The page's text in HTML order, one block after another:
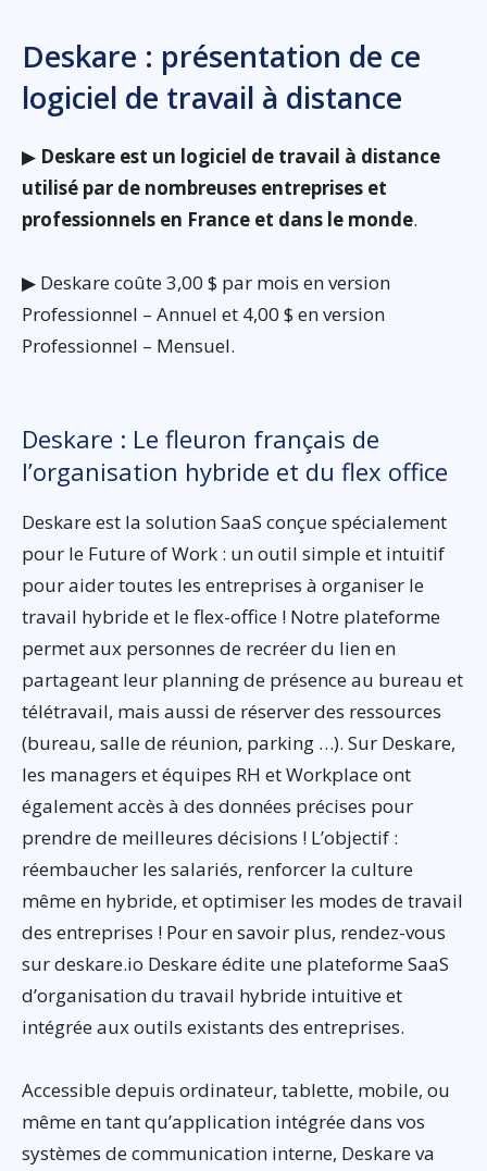
Deskare : présentation de ce
logiciel de travail à distance
▶ Deskare est un logiciel de travail à distance
utilisé par de nombreuses entreprises et
professionnels en France et dans le monde.
▶ Deskare coûte 3,00 $ par mois en version
Professionnel – Annuel et 4,00 $ en version
Professionnel – Mensuel.
Deskare : Le fleuron français de
l’organisation hybride et du flex office
Deskare est la solution SaaS conçue spécialement
pour le Future of Work : un outil simple et intuitif
pour aider toutes les entreprises à organiser le
travail hybride et le flex-office ! Notre plateforme
permet aux personnes de recréer du lien en
partageant leur planning de présence au bureau et
télétravail, mais aussi de réserver des ressources
(bureau, salle de réunion, parking …). Sur Deskare,
les managers et équipes RH et Workplace ont
également accès à des données précises pour
prendre de meilleures décisions ! L’objectif :
réembaucher les salariés, renforcer la culture
même en hybride, et optimiser les modes de travail
des entreprises ! Pour en savoir plus, rendez-vous
sur deskare.io Deskare édite une plateforme SaaS
d’organisation du travail hybride intuitive et
intégrée aux outils existants des entreprises.
Accessible depuis ordinateur, tablette, mobile, ou
même en tant qu’application intégrée dans vos
systèmes de communication interne, Deskare va